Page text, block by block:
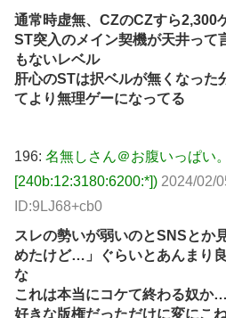
通常時虚無、CZのCZすら2,300
ST突入のメイン契機が天井って
もないレベル
肝心のSTは択ベルが無くなった
てより無理ゲーになってる
196: 名無しさん＠お腹いっぱい
[240b:12:3180:6200:*]) 2024/02/
ID:9LJ68+cb0
スレの勢いが弱いのとSNSとか
めたけど…」ぐらいとあんまり
な
これは本当にコケて終わる奴か
好きな版権だっただけに変にこ